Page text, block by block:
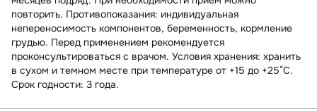
повторить. Противопоказания: индивидуальная
непереносимость компонентов, беременность, кормление
грудью. Перед применением рекомендуется
проконсультироваться с врачом. Условия хранения: хранить
в сухом и темном месте при температуре от +15 до +25°С.
Срок годности: 3 года.